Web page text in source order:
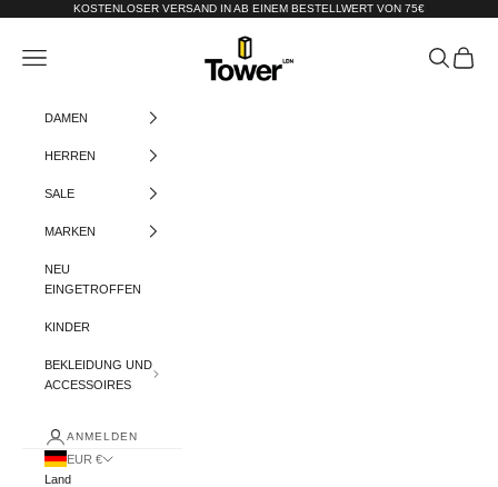
Zum Inhalt springenKOSTENLOSER VERSAND IN AB EINEM BESTELLWERT VON 75€
Tower-London.De
Menü Suchen
DAMEN
HERREN
SALE
MARKEN
NEU
EINGETROFFEN
KINDER
BEKLEIDUNG UND
ACCESSOIRES
ANMELDEN
EUR €
Land